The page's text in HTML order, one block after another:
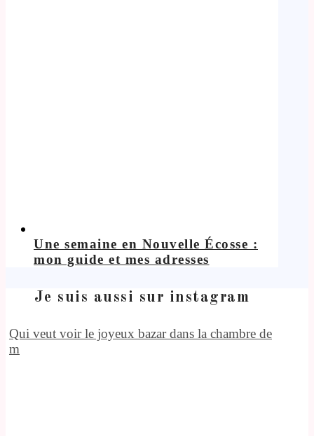
Une semaine en Nouvelle Écosse :
mon guide et mes adresses
Je suis aussi sur instagram
Qui veut voir le joyeux bazar dans la chambre de
m